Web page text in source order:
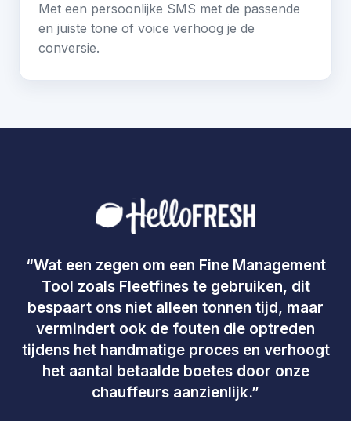
Met een persoonlijke SMS met de passende
en juiste tone of voice verhoog je de
conversie.
“Wat een zegen om een Fine Management
Tool zoals Fleetfines te gebruiken, dit
bespaart ons niet alleen tonnen tijd, maar
vermindert ook de fouten die optreden
tijdens het handmatige proces en verhoogt
het aantal betaalde boetes door onze
chauffeurs aanzienlijk.”